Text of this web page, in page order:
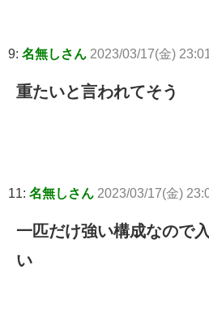
9: 名無しさん 2023/03/17(金)
重たいと言われてそう
11: 名無しさん 2023/03/17(金)
一匹だけ強い構成なので
い